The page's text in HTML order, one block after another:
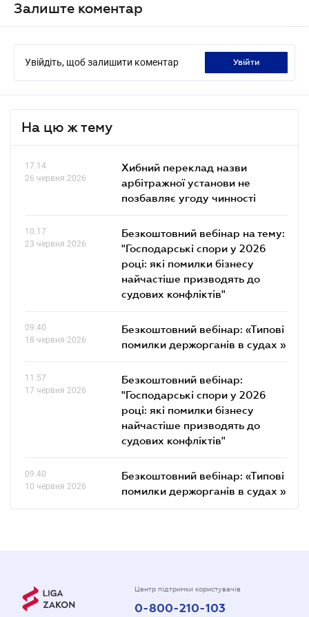
Залиште коментар
Увійдіть, щоб залишити коментар увійти
На цю ж тему
17.14
26 червня 2026
Хибний переклад назви
арбітражної установи не
позбавляє угоду чинності
10.17
23 червня 2026
Безкоштовний вебінар на тему:
"Господарські спори у 2026
році: які помилки бізнесу
найчастіше призводять до
судових конфліктів"
09.40
18 червня 2026
Безкоштовний вебінар: «Типові
помилки держорганів в судах »
11.57
17 червня 2026
Безкоштовний вебінар:
"Господарські спори у 2026
році: які помилки бізнесу
найчастіше призводять до
судових конфліктів"
09.40
10 червня 2026
Безкоштовний вебінар: «Типові
помилки держорганів в судах »
Центр підтримки користувачів
0-800-210-103